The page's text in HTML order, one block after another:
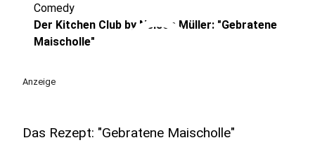
play_circle
Comedy
Der Kitchen Club by Nelson Müller: "Gebratene
Maischolle"
Anzeige
Das Rezept: "Gebratene Maischolle"